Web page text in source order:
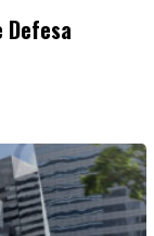
Defesa